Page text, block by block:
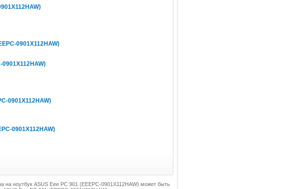
0901X112HAW)
0901X112HAW)
0901X112HAW)
0901X112HAW)
на ноутбук ASUS Eee PC 901 (EEEPC-0901X112HAW) может быть